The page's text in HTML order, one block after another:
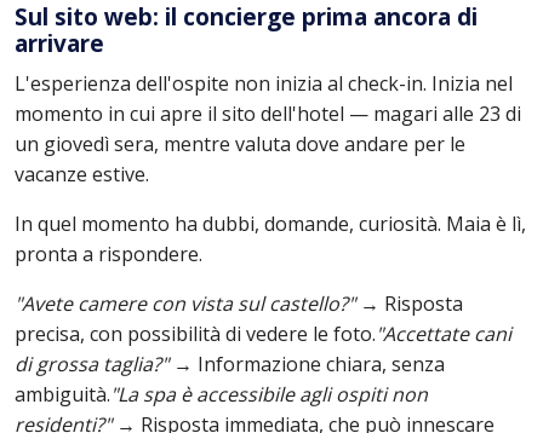
Sul sito web: il concierge prima ancora di
arrivare
L'esperienza dell'ospite non inizia al check-in. Inizia nel
momento in cui apre il sito dell'hotel — magari alle 23 di
un giovedì sera, mentre valuta dove andare per le
vacanze estive.
In quel momento ha dubbi, domande, curiosità. Maia è lì,
pronta a rispondere.
"Avete camere con vista sul castello?"→ Risposta
precisa, con possibilità di vedere le foto."Accettate cani
di grossa taglia?"→ Informazione chiara, senza
ambiguità."La spa è accessibile agli ospiti non
residenti?"→ Risposta immediata, che può innescare